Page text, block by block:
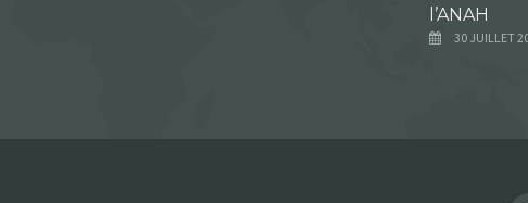
l’ANAH
30 JUILLET